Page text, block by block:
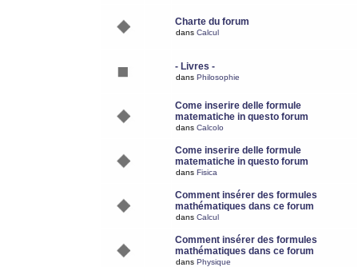
Charte du forum
dans Calcul
- Livres -
dans Philosophie
Come inserire delle formule
matematiche in questo forum
dans Calcolo
Come inserire delle formule
matematiche in questo forum
dans Fisica
Comment insérer des formules
mathématiques dans ce forum
dans Calcul
Comment insérer des formules
mathématiques dans ce forum
dans Physique